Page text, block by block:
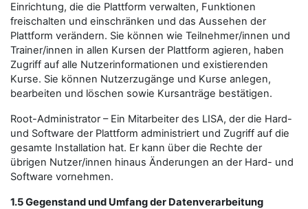
Einrichtung, die die Plattform verwalten, Funktionen
freischalten und einschränken und das Aussehen der
Plattform verändern. Sie können wie Teilnehmer/innen und
Trainer/innen in allen Kursen der Plattform agieren, haben
Zugriff auf alle Nutzerinformationen und existierenden
Kurse. Sie können Nutzerzugänge und Kurse anlegen,
bearbeiten und löschen sowie Kursanträge bestätigen.
Root-Administrator – Ein Mitarbeiter des LISA, der die Hard-
und Software der Plattform administriert und Zugriff auf die
gesamte Installation hat. Er kann über die Rechte der
übrigen Nutzer/innen hinaus Änderungen an der Hard- und
Software vornehmen.
1.5 Gegenstand und Umfang der Datenverarbeitung